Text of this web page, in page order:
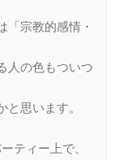
「宗教的感情・
人の色もついつ
思います。
ティー上で、